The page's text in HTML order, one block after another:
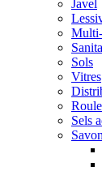
Javel
Sols
Vitres
Sels